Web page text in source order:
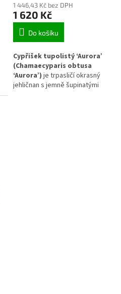
1 446,43 Kč bez DPH
1 620 Kč
Do košíku
Cypřišek tupolistý ‘Aurora’
(Chamaecyparis obtusa
‘Aurora’) je trpasličí okrasný
jehličnan s jemně šupinatými